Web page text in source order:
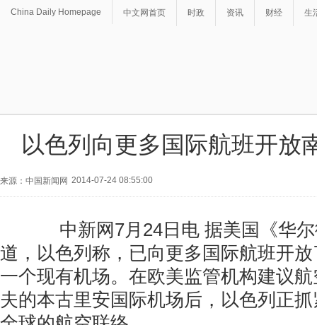
China Daily Homepage 中文网首页 时政 资讯 财经 生
以色列向更多国际航班开放
来源：中国新闻网 2014-07-24 08:55:00
中新网7月24日电 据美国《华尔
道，以色列称，已向更多国际航班开
一个现有机场。在欧美监管机构建议
夫的本古里安国际机场后，以色列正